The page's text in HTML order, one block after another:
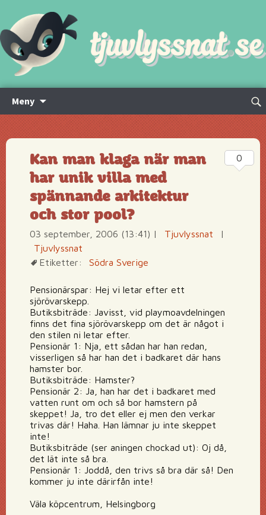
Meny
innehåll
Sök
Kan man klaga när man
har unik villa med
spännande arkitektur
och stor pool?
03 september, 2006 (13:41) | Tjuvlyssnat
|
Tjuvlyssnat
Etiketter:
Södra Sverige
Pensionärspar: Hej vi letar efter ett
sjörövarskepp.
Butiksbiträde: Javisst, vid playmoavdelningen
finns det fina sjörövarskepp om det är något i
den stilen ni letar efter.
Pensionär 1: Nja, ett sådan har han redan,
visserligen så har han det i badkaret där hans
hamster bor.
Butiksbiträde: Hamster?
Pensionär 2: Ja, han har det i badkaret med
vatten runt om och så bor hamstern på
skeppet! Ja, tro det eller ej men den verkar
trivas där! Haha. Han lämnar ju inte skeppet
inte!
Butiksbiträde (ser aningen chockad ut): Oj då,
det lät inte så bra.
Pensionär 1: Joddå, den trivs så bra där så! Den
kommer ju inte därirfån inte!
Väla köpcentrum, Helsingborg
0